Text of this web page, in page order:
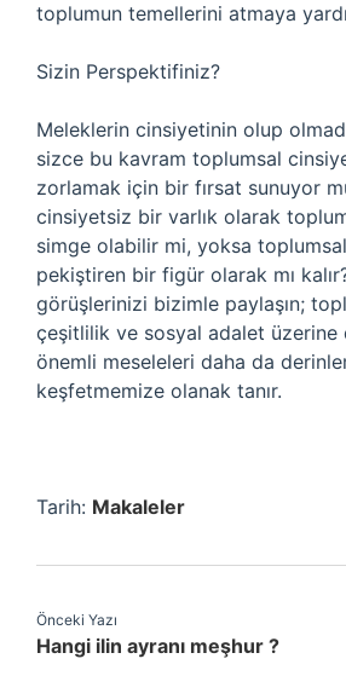
toplumun temellerini atmaya
Sizin Perspektifiniz?
Meleklerin cinsiyetinin olup
sizce bu kavram toplumsal
zorlamak için bir fırsat sunuyor
cinsiyetsiz bir varlık olarak
simge olabilir mi, yoksa
pekiştiren bir figür olarak mı
görüşlerinizi bizimle paylaşın;
çeşitlilik ve sosyal adalet üzerine
önemli meseleleri daha da
keşfetmemize olanak tanır.
Tarih: Makaleler
Önceki Yazı
Hangi ilin ayranı meşhur ?